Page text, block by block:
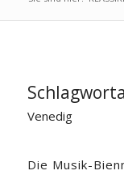
Venedig
Die Musik-